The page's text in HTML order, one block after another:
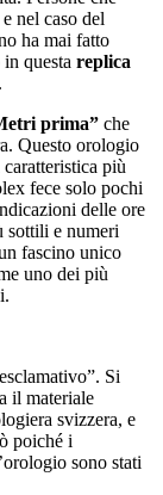
nel caso del
ha mai fatto
questa replica
prima” che
Questo orologio
più
fece solo pochi
delle ore
sottili e numeri
fascino unico
uno dei più
Si
il materiale
svizzera, e
poiché i
sono stati